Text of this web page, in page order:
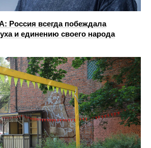
Россия всегда побеждала
и единению своего народа